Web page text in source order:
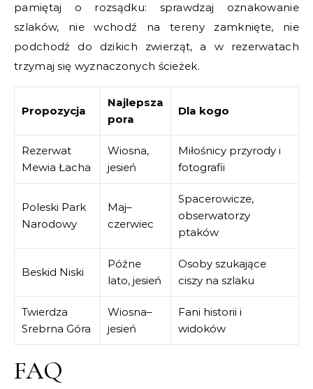
pamiętaj o rozsądku: sprawdzaj oznakowanie
szlaków, nie wchodź na tereny zamknięte, nie
podchodź do dzikich zwierząt, a w rezerwatach
trzymaj się wyznaczonych ścieżek.
Propozycja
Najlepsza
pora
Dla kogo
Rezerwat
Mewia Łacha
Wiosna,
jesień
Miłośnicy przyrody i
fotografii
Poleski Park
Narodowy
Maj–
czerwiec
Spacerowicze,
obserwatorzy
ptaków
Beskid Niski
Późne
lato, jesień
Osoby szukające
ciszy na szlaku
Twierdza
Srebrna Góra
Wiosna–
jesień
Fani historii i
widoków
FAQ